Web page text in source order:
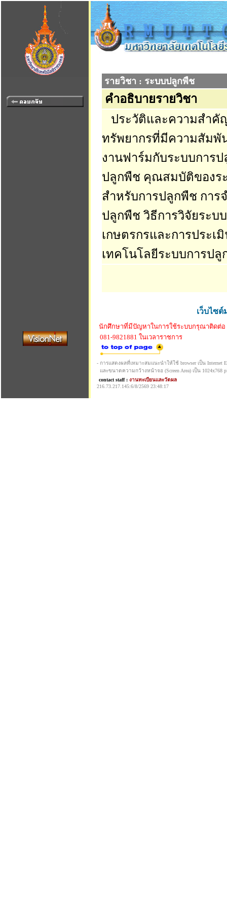
รายวิชา : ระบบปลูกพืช
คำอธิบายรายวิชา
ประวัติและความสำคั
ทรัพยากรที่มีความสัมพั
งานฟาร์มกับระบบการ
ปลูกพืช คุณสมบัติของร
สำหรับการปลูกพืช การ
ปลูกพืช วิธีการวิจัยระบ
เกษตรกรและการประ
เทคโนโลยีระบบการปลู
เว็บไซ
นักศึกษาที่มีปัญหาในการใช้ระบบกรุณาติดต่อ
081-9821881 ในเวลาราชการ
- การแสดงผลที่เหมาะสมแนะนำให้ใช้ browser เป็น Internet
และขนาดความกว้างหน้าจอ (Screen Area) เป็น 1024x768
contact staff : งานทะเบียนและวัดผล
216.73.217.145:6/8/2569 23:48:17